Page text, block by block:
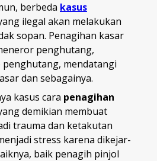
berbeda kasus
ilegal akan melakukan
sopan. Penagihan kasar
penghutang,
mendatangi
dan sebagainya.
kasus cara penagihan
demikian membuat
trauma dan ketakutan
stress karena dikejar-
baik penagih pinjol